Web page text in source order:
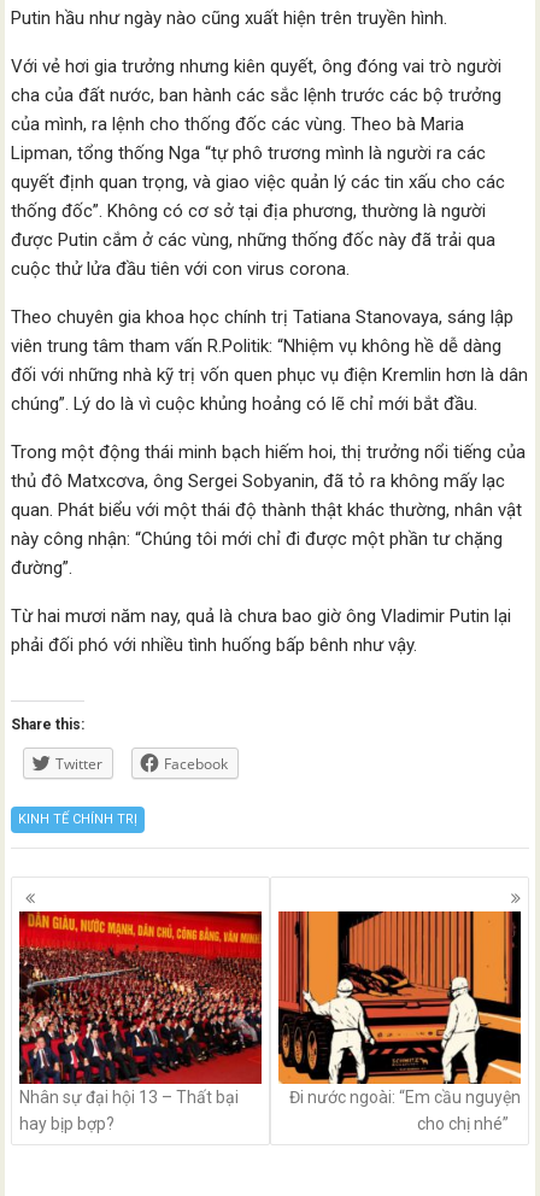
Putin hầu như ngày nào cũng xuất hiện trên truyền hình.
Với vẻ hơi gia trưởng nhưng kiên quyết, ông đóng vai trò người
cha của đất nước, ban hành các sắc lệnh trước các bộ trưởng
của mình, ra lệnh cho thống đốc các vùng. Theo bà Maria
Lipman, tổng thống Nga “tự phô trương mình là người ra các
quyết định quan trọng, và giao việc quản lý các tin xấu cho các
thống đốc”. Không có cơ sở tại địa phương, thường là người
được Putin cắm ở các vùng, những thống đốc này đã trải qua
cuộc thử lửa đầu tiên với con virus corona.
Theo chuyên gia khoa học chính trị Tatiana Stanovaya, sáng lập
viên trung tâm tham vấn R.Politik: “Nhiệm vụ không hề dễ dàng
đối với những nhà kỹ trị vốn quen phục vụ điện Kremlin hơn là dân
chúng”. Lý do là vì cuộc khủng hoảng có lẽ chỉ mới bắt đầu.
Trong một động thái minh bạch hiếm hoi, thị trưởng nổi tiếng của
thủ đô Matxcơva, ông Sergei Sobyanin, đã tỏ ra không mấy lạc
quan. Phát biểu với một thái độ thành thật khác thường, nhân vật
này công nhận: “Chúng tôi mới chỉ đi được một phần tư chặng
đường”.
Từ hai mươi năm nay, quả là chưa bao giờ ông Vladimir Putin lại
phải đối phó với nhiều tình huống bấp bênh như vậy.
Share this:
Twitter Facebook
KINH TẾ CHÍNH TRỊ
Posts
navigation
Nhân sự đại hội 13 – Thất bại
hay bịp bợp?
Đi nước ngoài: “Em cầu nguyện
cho chị nhé”